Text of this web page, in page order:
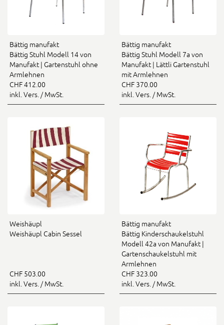
Bättig manufakt
Bättig Stuhl Modell 14 von
Manufakt | Gartenstuhl ohne
Armlehnen
CHF 412.00
inkl. Vers. / MwSt.
Bättig manufakt
Bättig Stuhl Modell 7a von
Manufakt | Lättli Gartenstuhl
mit Armlehnen
CHF 370.00
inkl. Vers. / MwSt.
Weishäupl
Weishäupl Cabin Sessel
CHF 503.00
inkl. Vers. / MwSt.
Bättig manufakt
Bättig Kinderschaukelstuhl
Modell 42a von Manufakt |
Gartenschaukelstuhl mit
Armlehnen
CHF 323.00
inkl. Vers. / MwSt.